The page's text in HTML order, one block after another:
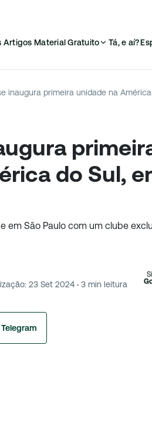
Artigos Material Gratuito Tá, e aí?
do Sul,
em São Paulo com um clube
23 Set 2024 · 3 min leitura